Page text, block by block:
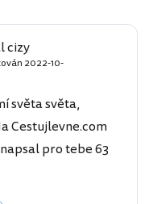
cizy
2022-10-
světa světa,
Cestujlevne.com
pro tebe 63